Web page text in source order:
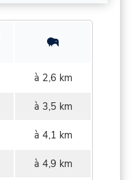
à 2,6 km
à 3,5 km
à 4,1 km
à 4,9 km